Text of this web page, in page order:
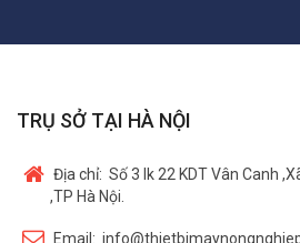
TRỤ SỞ TẠI HÀ NỘI
Địa chỉ: Số 3 lk 22 KDT Vân Canh
,TP Hà Nội.
Email: